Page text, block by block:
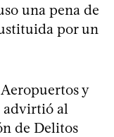
una pena de
por un
y
advirtió al
de Delitos